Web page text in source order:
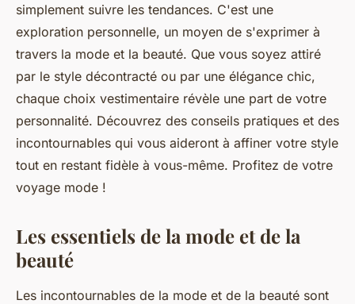
simplement suivre les tendances. C'est une
exploration personnelle, un moyen de s'exprimer à
travers la mode et la beauté. Que vous soyez attiré
par le style décontracté ou par une élégance chic,
chaque choix vestimentaire révèle une part de votre
personnalité. Découvrez des conseils pratiques et des
incontournables qui vous aideront à affiner votre style
tout en restant fidèle à vous-même. Profitez de votre
voyage mode !
Les essentiels de la mode et de la
beauté
Les incontournables de la mode et de la beauté sont